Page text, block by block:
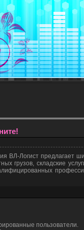
ВЛ-Логист предлагает
грузов, складские
пользователи.